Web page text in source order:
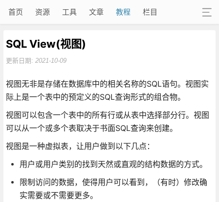
首页 资源 工具 文章 教程 栏目
SQL View(视图)
更新日期: 2021-10-09
视图无非是存储在数据库中的相关名称的SQL语句。视图实
际上是一个表中的预定义的SQL查询形式的组合物。
视图可以包含一个表中的所有行或从表中选择部分行。视图
可以从一个或多个表取决于书面SQL查询来创建。
视图是一种虚拟表，让用户做到以下几点：
用户或用户类别的找到天然或直观的结构数据的方式。
限制访问的数据，使得用户可以看到，（有时）修改确
实需要或不需要更多。